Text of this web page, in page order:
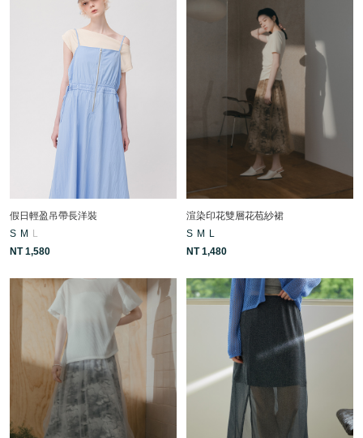
假日輕盈吊帶長洋裝
S M
L
NT 1,580
渲染印花雙層花苞紗裙
S M
L
NT 1,480